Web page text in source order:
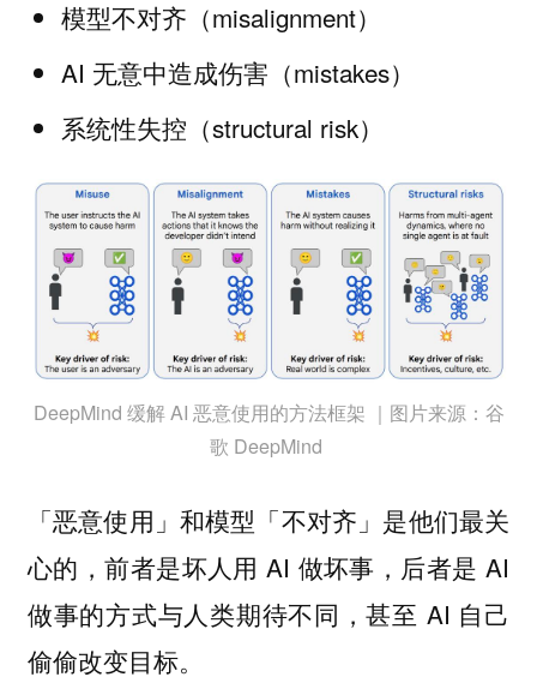
模型不对齐（misalignment）
AI 无意中造成伤害（mistakes）
系统性失控（structural risk）
DeepMind 缓解 AI 恶意使用的方法框架 ｜图片来源：谷
歌 DeepMind
「恶意使用」和模型「不对齐」是他们最关
心的，前者是坏人用 AI 做坏事，后者是 AI
做事的方式与人类期待不同，甚至 AI 自己
偷偷改变目标。